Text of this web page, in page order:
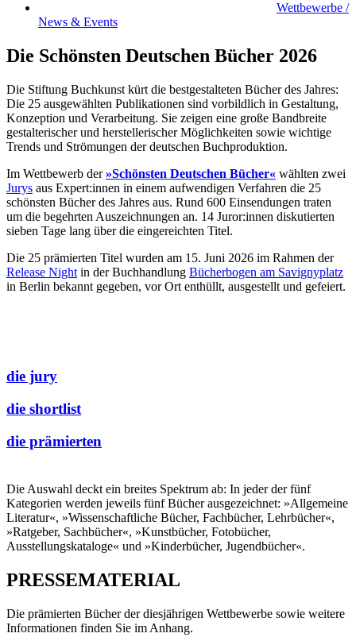
Wettbewerbe /
News & Events
Die Schönsten Deutschen Bücher 2026
Die Stiftung Buchkunst kürt die bestgestalteten Bücher des Jahres:
Die 25 ausgewählten Publikationen sind vorbildlich in Gestaltung,
Konzeption und Verarbeitung. Sie zeigen eine große Bandbreite
gestalterischer und herstellerischer Möglichkeiten sowie wichtige
Trends und Strömungen der deutschen Buchproduktion.
Im Wettbewerb der»Schönsten Deutschen Bücher« wählten zwei
Jurys aus Expert:innen in einem aufwendigen Verfahren die 25
schönsten Bücher des Jahres aus. Rund 600 Einsendungen traten
um die begehrten Auszeichnungen an. 14 Juror:innen diskutierten
sieben Tage lang über die eingereichten Titel.
Die 25 prämierten Titel wurden am 15. Juni 2026 im Rahmen der
Release Night in der Buchhandlung Bücherbogen am Savignyplatz
in Berlin bekannt gegeben, vor Ort enthüllt, ausgestellt und gefeiert.
die jury
die shortlist
die prämierten
Die Auswahl deckt ein breites Spektrum ab: In jeder der fünf
Kategorien werden jeweils fünf Bücher ausgezeichnet: »Allgemeine
Literatur«, »Wissenschaftliche Bücher, Fachbücher, Lehrbücher«,
»Ratgeber, Sachbücher«, »Kunstbücher, Fotobücher,
Ausstellungskataloge« und »Kinderbücher, Jugendbücher«.
PRESSEMATERIAL
Die prämierten Bücher der diesjährigen Wettbewerbe sowie weitere
Informationen finden Sie im Anhang.